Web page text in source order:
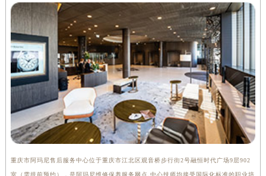
重庆市阿玛尼售后服务中心位于重庆市江北区观音桥步行街2号融恒时代广场9层902